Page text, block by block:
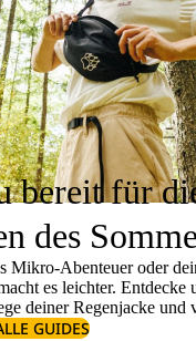
bereit für
des
Mikro-Abenteuer oder
es leichter. Entdecke
deiner Regenjackeund
GUIDES